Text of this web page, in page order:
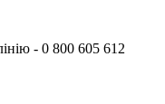
- 0 800 605 612